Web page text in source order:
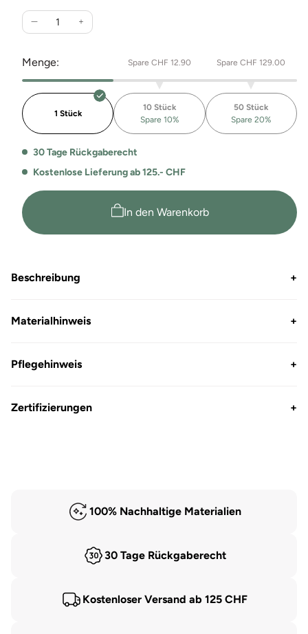
Verringere
Menge
für
2034
Whale
Event
T-
Erhöhe
2034
Whale
Event
Menge: Spare CHF 12.90 Spare CHF 129.00
1 Stück
10 Stück
Spare 10%
50 Stück
Spare 20%
30 Tage Rückgaberecht
Kostenlose Lieferung ab 125.- CHF
In den Warenkorb
Beschreibung +
Materialhinweis +
Pflegehinweis +
Zertifizierungen +
100% Nachhaltige Materialien
30 Tage Rückgaberecht
Kostenloser Versand ab 125 CHF